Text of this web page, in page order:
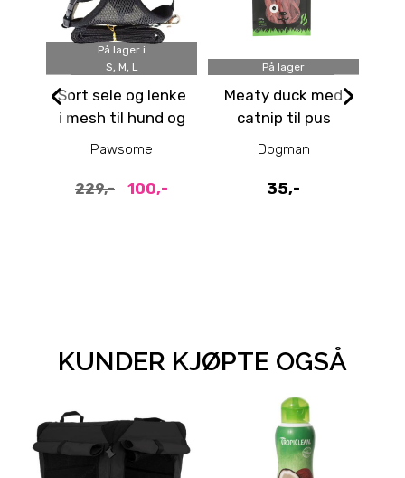
På lager i
S, M, L
Sort sele og lenke
i mesh til hund og
Pawsome
229,- 100,-
På lager
Meaty duck med
catnip til pus
Dogman
35,-
‹ ›
KUNDER KJØPTE OGSÅ